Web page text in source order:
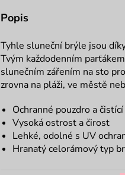
Popis
Tyhle sluneční brýle jsou
Tvým každodenním
slunečním zářením na sto
zrovna na pláži, ve městě
Ochranné pouzdro a
Vysoká ostrost a čirost
Lehké, odolné s UV
Hranatý celorámový typ